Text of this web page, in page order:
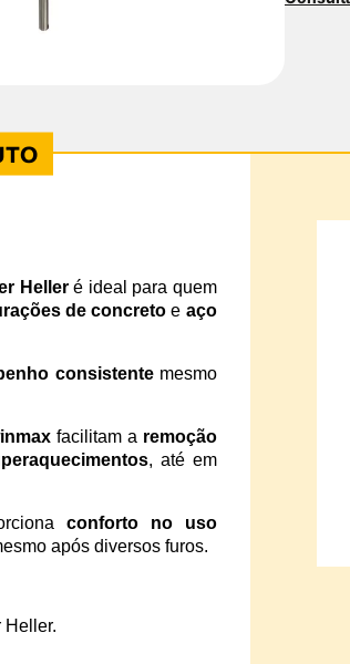
Helleré ideal para quem
de concreto e aço
consistentemesmo
facilitam a remoção
, até em
conforto no uso
após diversos furos.
Heller.